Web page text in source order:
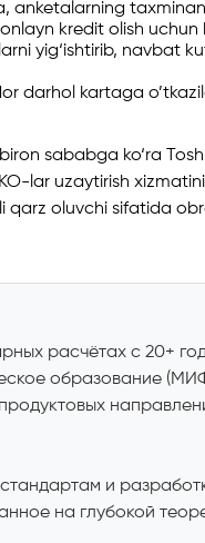
anketalarning
kredit olish
yig‘ishtirib, navbat
darhol kartaga
sababga ko‘ra
lar uzaytirish
oluvchi sifatida
расчётах с 20+
образование
и
на глубокой